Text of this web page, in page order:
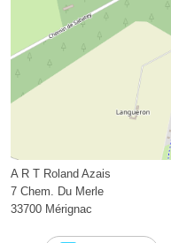
A R T Roland Azais
7 Chem. Du Merle
33700 Mérignac